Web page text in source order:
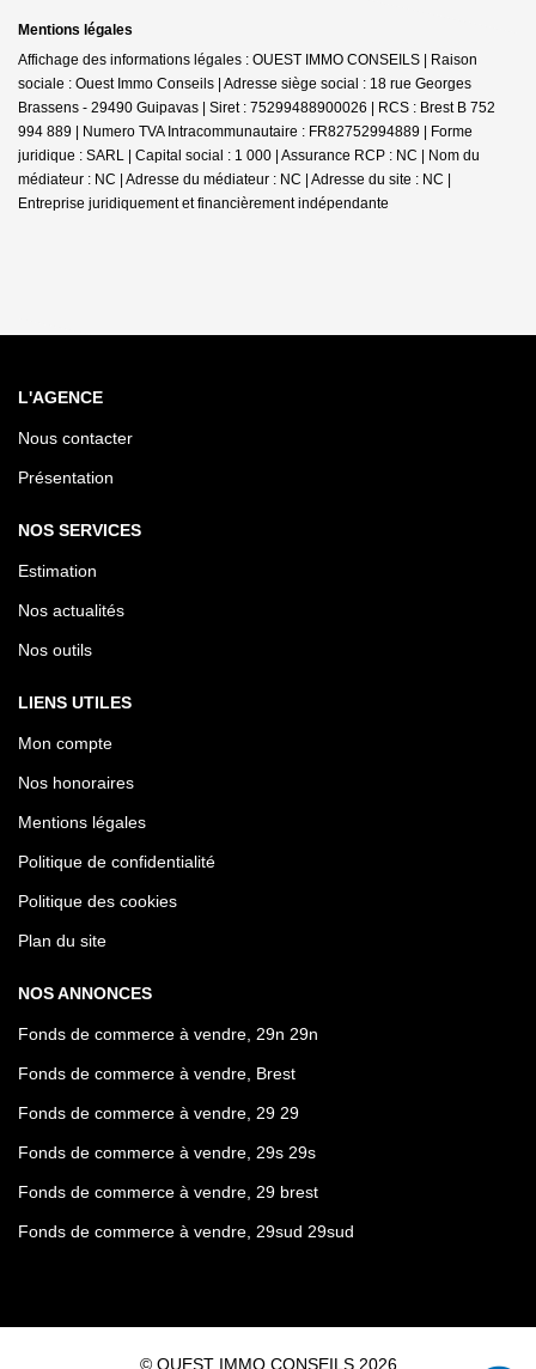
Mentions légales
Affichage des informations légales : OUEST IMMO CONSEILS | Raison
sociale : Ouest Immo Conseils | Adresse siège social : 18 rue Georges
Brassens - 29490 Guipavas | Siret : 75299488900026 | RCS : Brest B 752
994 889 | Numero TVA Intracommunautaire : FR82752994889 | Forme
juridique : SARL | Capital social : 1 000 | Assurance RCP : NC | Nom du
médiateur : NC | Adresse du médiateur : NC | Adresse du site : NC |
Entreprise juridiquement et financièrement indépendante
L'AGENCE
Nous contacter
Présentation
NOS SERVICES
Estimation
Nos actualités
Nos outils
LIENS UTILES
Mon compte
Nos honoraires
Mentions légales
Politique de confidentialité
Politique des cookies
Plan du site
NOS ANNONCES
Fonds de commerce à vendre, 29n 29n
Fonds de commerce à vendre, Brest
Fonds de commerce à vendre, 29 29
Fonds de commerce à vendre, 29s 29s
Fonds de commerce à vendre, 29 brest
Fonds de commerce à vendre, 29sud 29sud
© OUEST IMMO CONSEILS 2026